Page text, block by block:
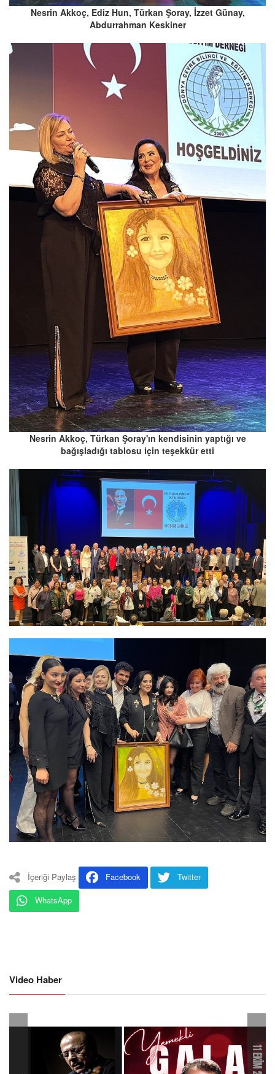
Nesrin Akkoç, Ediz Hun, Türkan Şoray, İzzet Günay,
Abdurrahman Keskiner
Nesrin Akkoç, Türkan Şoray'ın kendisinin yaptığı ve
bağışladığı tablosu için teşekkür etti
İçeriği Paylaş Facebook
Twitter
WhatsApp
Video Haber